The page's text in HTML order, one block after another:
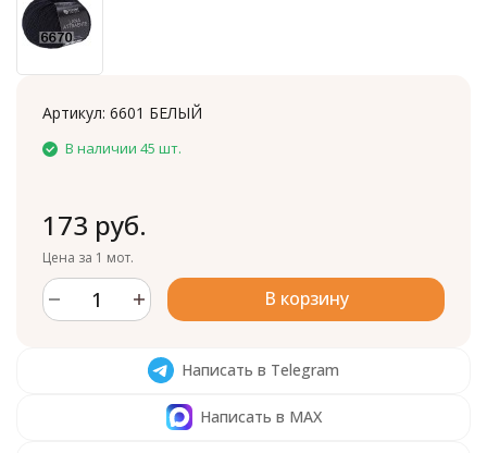
Артикул: 6601 БЕЛЫЙ
В наличии 45 шт.
173 руб.
Цена за 1 мот.
В корзину
Написать в Telegram
Написать в MAX